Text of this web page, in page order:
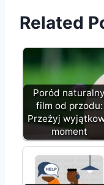
Related
Poród naturalny
film od przodu:
Przeżyj
moment